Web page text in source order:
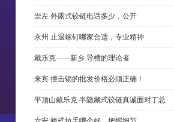
崇左 外露式铰链电话多少，公开
永州 止退螺钉哪家合适，专业精神
戴乐克——新乡 导槽的理论者
来宾 撞击锁的批发价格必须正确！
平顶山戴乐克 半隐藏式铰链真诚面对丁总